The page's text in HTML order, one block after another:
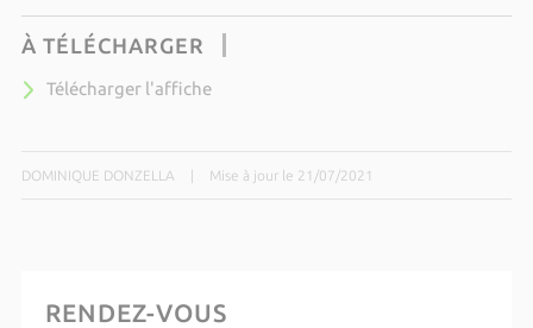
À TÉLÉCHARGER
Télécharger l'affiche
DOMINIQUE DONZELLA Mise à jour le 21/07/2021
RENDEZ-VOUS